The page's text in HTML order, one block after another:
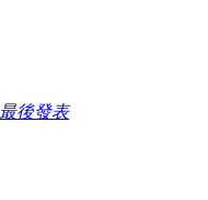
最後發表